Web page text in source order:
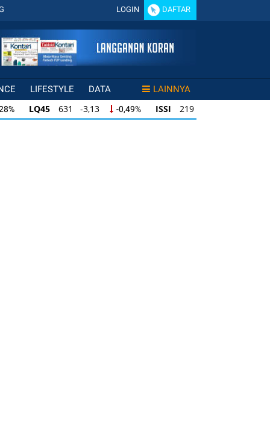
LOGIN DAFTAR
LIFESTYLE DATA LAINNYA
LQ45 631 -3,13 -0,49% ISSI 219 -0,63
LQ45 631 -3,13 -0,49% ISSI 219 -0,63